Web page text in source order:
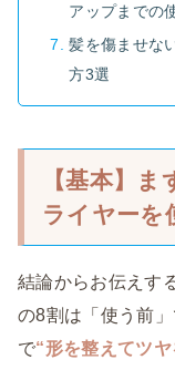
アップまでの
髪を傷ませな
方3選
【基本】
ライヤーを
結論からお伝えす
の8割は「使う前
で“形を整えてツ